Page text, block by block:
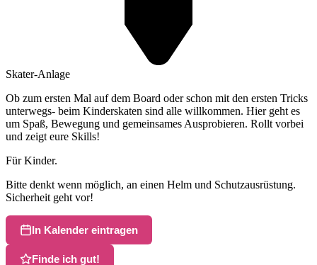
Skater-Anlage
Ob zum ersten Mal auf dem Board oder schon mit den ersten Tricks
unterwegs- beim Kinderskaten sind alle willkommen. Hier geht es
um Spaß, Bewegung und gemeinsames Ausprobieren. Rollt vorbei
und zeigt eure Skills!
Für Kinder.
Bitte denkt wenn möglich, an einen Helm und Schutzausrüstung.
Sicherheit geht vor!
In Kalender eintragen
Finde ich gut!